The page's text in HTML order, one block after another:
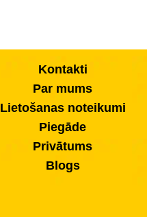
Kontakti
Par mums
Lietošanas noteikumi
Piegāde
Privātums
Blogs